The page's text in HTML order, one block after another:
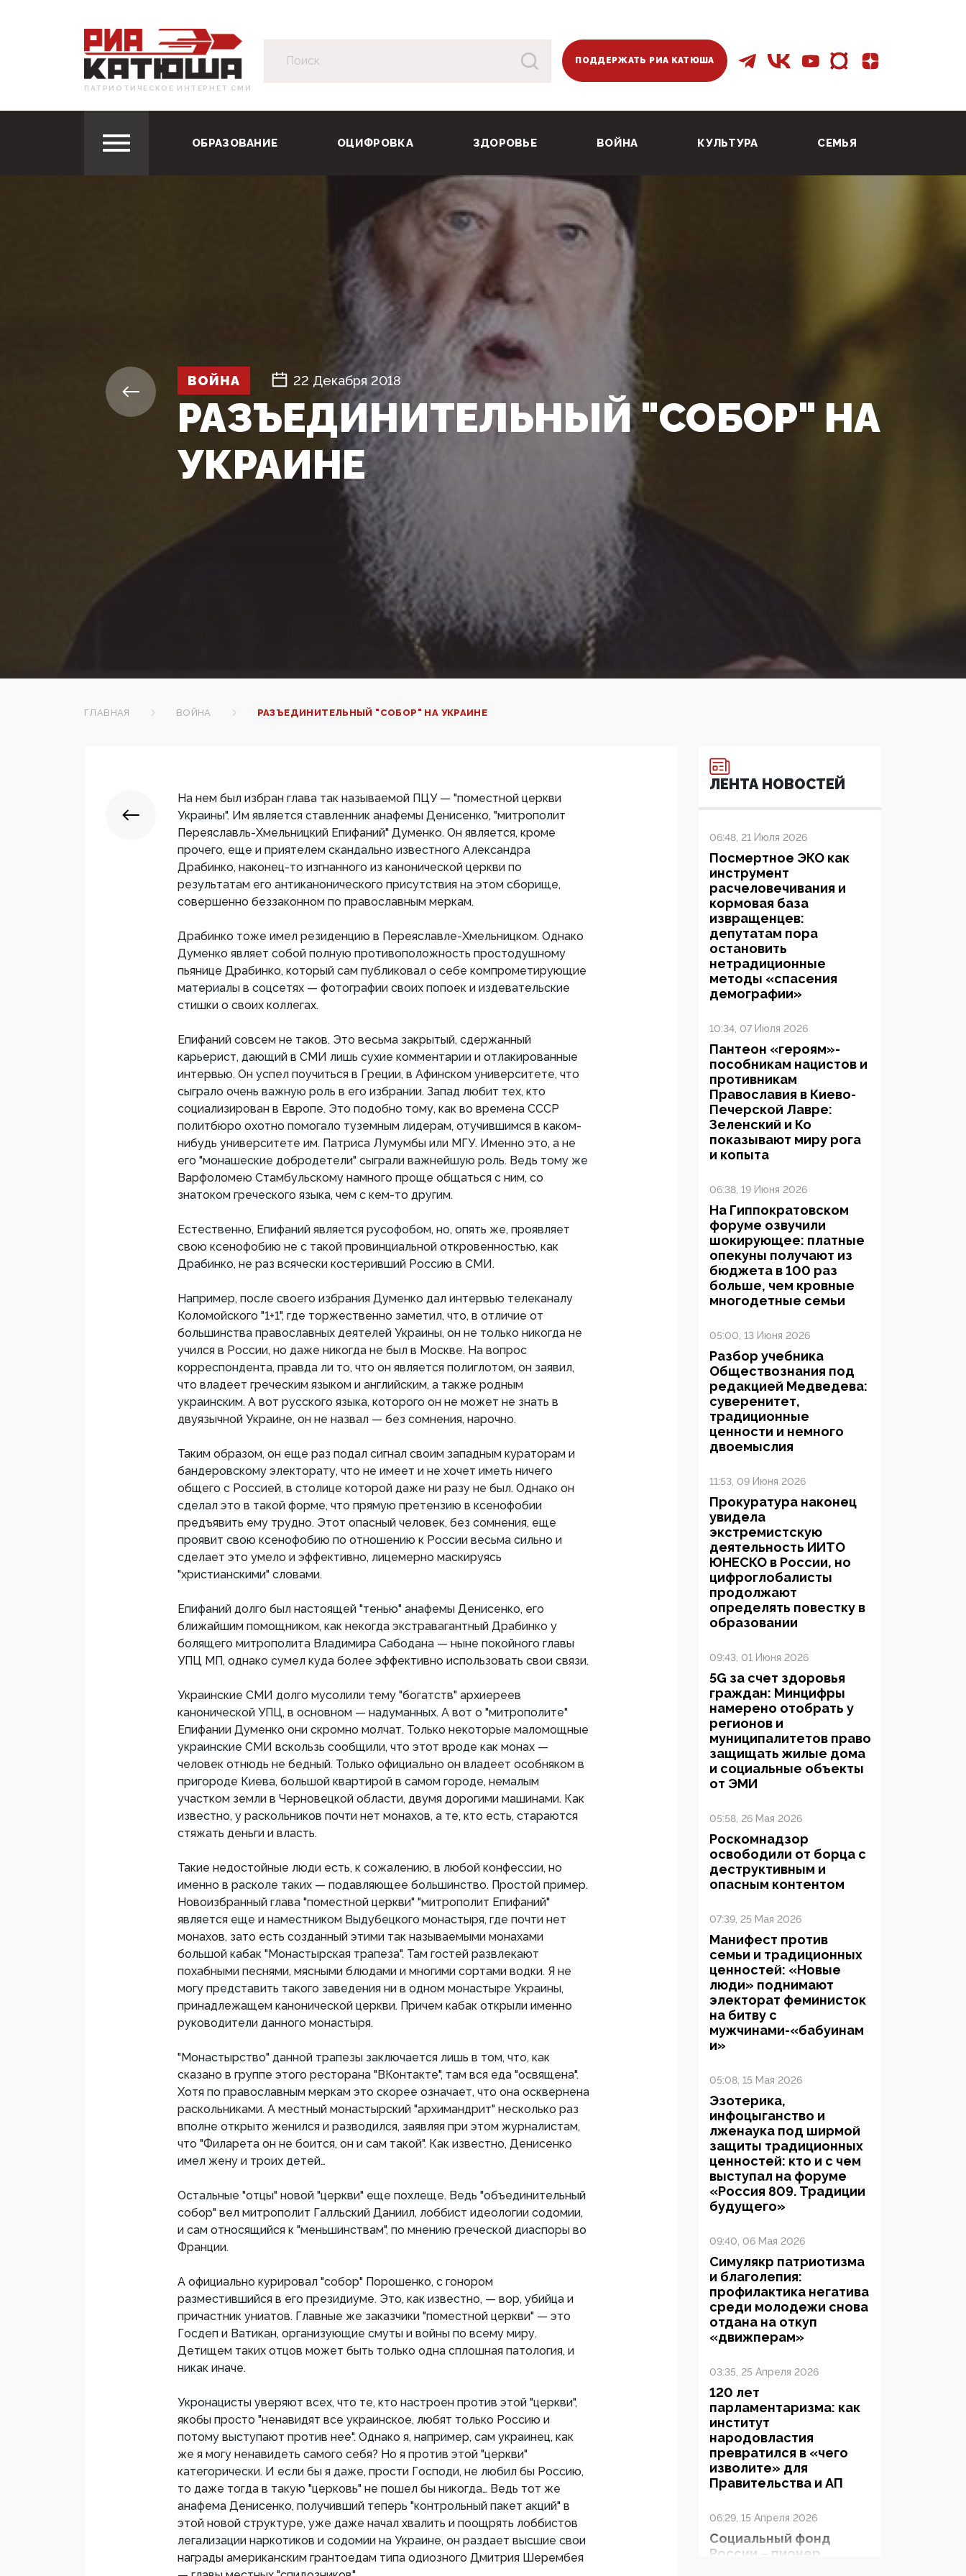
ПАТРИОТИЧЕСКОЕ ИНТЕРНЕТ СМИ
ПОДДЕРЖАТЬ РИА КАТЮША
ОБРАЗОВАНИЕ ОЦИФРОВКА ЗДОРОВЬЕ ВОЙНА КУЛЬТУРА СЕМЬЯ
ВОЙНА 22 Декабря 2018
РАЗЪЕДИНИТЕЛЬНЫЙ "СОБОР" НА
УКРАИНЕ
ГЛАВНАЯ ВОЙНА РАЗЪЕДИНИТЕЛЬНЫЙ "СОБОР" НА УКРАИНЕ
На нем был избран глава так называемой ПЦУ — "поместной церкви
Украины". Им является ставленник анафемы Денисенко, "митрополит
Переяславль-Хмельницкий Епифаний" Думенко. Он является, кроме
прочего, еще и приятелем скандально известного Александра
Драбинко, наконец-то изгнанного из канонической церкви по
результатам его антиканонического присутствия на этом сборище,
совершенно беззаконном по православным меркам.
Драбинко тоже имел резиденцию в Переяславле-Хмельницком. Однако
Думенко являет собой полную противоположность простодушному
пьянице Драбинко, который сам публиковал о себе компрометирующие
материалы в соцсетях — фотографии своих попоек и издевательские
стишки о своих коллегах.
Епифаний совсем не таков. Это весьма закрытый, сдержанный
карьерист, дающий в СМИ лишь сухие комментарии и отлакированные
интервью. Он успел поучиться в Греции, в Афинском университете, что
сыграло очень важную роль в его избрании. Запад любит тех, кто
социализирован в Европе. Это подобно тому, как во времена СССР
политбюро охотно помогало туземным лидерам, отучившимся в каком-
нибудь университете им. Патриса Лумумбы или МГУ. Именно это, а не
его "монашеские добродетели" сыграли важнейшую роль. Ведь тому же
Варфоломею Стамбульскому намного проще общаться с ним, со
знатоком греческого языка, чем с кем-то другим.
Естественно, Епифаний является русофобом, но, опять же, проявляет
свою ксенофобию не с такой провинциальной откровенностью, как
Драбинко, не раз всячески костеривший Россию в СМИ.
Например, после своего избрания Думенко дал интервью телеканалу
Коломойского "1+1", где торжественно заметил, что, в отличие от
большинства православных деятелей Украины, он не только никогда не
учился в России, но даже никогда не был в Москве. На вопрос
корреспондента, правда ли то, что он является полиглотом, он заявил,
что владеет греческим языком и английским, а также родным
украинским. А вот русского языка, которого он не может не знать в
двуязычной Украине, он не назвал — без сомнения, нарочно.
Таким образом, он еще раз подал сигнал своим западным кураторам и
бандеровскому электорату, что не имеет и не хочет иметь ничего
общего с Россией, в столице которой даже ни разу не был. Однако он
сделал это в такой форме, что прямую претензию в ксенофобии
предъявить ему трудно. Этот опасный человек, без сомнения, еще
проявит свою ксенофобию по отношению к России весьма сильно и
сделает это умело и эффективно, лицемерно маскируясь
"христианскими" словами.
Епифаний долго был настоящей "тенью" анафемы Денисенко, его
ближайшим помощником, как некогда экстравагантный Драбинко у
болящего митрополита Владимира Сабодана — ныне покойного главы
УПЦ МП, однако сумел куда более эффективно использовать свои связи.
Украинские СМИ долго мусолили тему "богатств" архиереев
канонической УПЦ, в основном — надуманных. А вот о "митрополите"
Епифании Думенко они скромно молчат. Только некоторые маломощные
украинские СМИ вскользь сообщили, что этот вроде как монах —
человек отнюдь не бедный. Только официально он владеет особняком в
пригороде Киева, большой квартирой в самом городе, немалым
участком земли в Черновецкой области, двумя дорогими машинами. Как
известно, у раскольников почти нет монахов, а те, кто есть, стараются
стяжать деньги и власть.
Такие недостойные люди есть, к сожалению, в любой конфессии, но
именно в расколе таких — подавляющее большинство. Простой пример.
Новоизбранный глава "поместной церкви" "митрополит Епифаний"
является еще и наместником Выдубецкого монастыря, где почти нет
монахов, зато есть созданный этими так называемыми монахами
большой кабак "Монастырская трапеза". Там гостей развлекают
похабными песнями, мясными блюдами и многими сортами водки. Я не
могу представить такого заведения ни в одном монастыре Украины,
принадлежащем канонической церкви. Причем кабак открыли именно
руководители данного монастыря.
"Монастырство" данной трапезы заключается лишь в том, что, как
сказано в группе этого ресторана "ВКонтакте", там вся еда "освящена".
Хотя по православным меркам это скорее означает, что она осквернена
раскольниками. А местный монастырский "архимандрит" несколько раз
вполне открыто женился и разводился, заявляя при этом журналистам,
что "Филарета он не боится, он и сам такой". Как известно, Денисенко
имел жену и троих детей…
Остальные "отцы" новой "церкви" еще похлеще. Ведь "объединительный
собор" вел митрополит Галльский Даниил, лоббист идеологии содомии,
и сам относящийся к "меньшинствам", по мнению греческой диаспоры во
Франции.
А официально курировал "собор" Порошенко, с гонором
разместившийся в его президиуме. Это, как известно, — вор, убийца и
причастник униатов. Главные же заказчики "поместной церкви" — это
Госдеп и Ватикан, организующие смуты и войны по всему миру.
Детищем таких отцов может быть только одна сплошная патология, и
никак иначе.
Укронацисты уверяют всех, что те, кто настроен против этой "церкви",
якобы просто "ненавидят все украинское, любят только Россию и
потому выступают против нее". Однако я, например, сам украинец, как
же я могу ненавидеть самого себя? Но я против этой "церкви"
категорически. И если бы я даже, прости Господи, не любил бы Россию,
то даже тогда в такую "церковь" не пошел бы никогда… Ведь тот же
анафема Денисенко, получивший теперь "контрольный пакет акций" в
этой новой структуре, уже даже начал хвалить и поощрять лоббистов
легализации наркотиков и содомии на Украине, он раздает высшие свои
награды американским грантоедам типа одиозного Дмитрия Шерембея
ЛЕНТА НОВОСТЕЙ
06:48, 21 Июля 2026
Посмертное ЭКО как
инструмент
расчеловечивания и
кормовая база
извращенцев:
депутатам пора
остановить
нетрадиционные
методы «спасения
демографии»
10:34, 07 Июля 2026
Пантеон «героям»-
пособникам нацистов и
противникам
Православия в Киево-
Печерской Лавре:
Зеленский и Ко
показывают миру рога
и копыта
06:38, 19 Июня 2026
На Гиппократовском
форуме озвучили
шокирующее: платные
опекуны получают из
бюджета в 100 раз
больше, чем кровные
многодетные семьи
05:00, 13 Июня 2026
Разбор учебника
Обществознания под
редакцией Медведева:
суверенитет,
традиционные
ценности и немного
двоемыслия
11:53, 09 Июня 2026
Прокуратура наконец
увидела
экстремистскую
деятельность ИИТО
ЮНЕСКО в России, но
цифроглобалисты
продолжают
определять повестку в
образовании
09:43, 01 Июня 2026
5G за счет здоровья
граждан: Минцифры
намерено отобрать у
регионов и
муниципалитетов право
защищать жилые дома
и социальные объекты
от ЭМИ
05:58, 26 Мая 2026
Роскомнадзор
освободили от борца с
деструктивным и
опасным контентом
07:39, 25 Мая 2026
Манифест против
семьи и традиционных
ценностей: «Новые
люди» поднимают
электорат феминисток
на битву с
мужчинами-«бабуинам
и»
05:08, 15 Мая 2026
Эзотерика,
инфоцыганство и
лженаука под ширмой
защиты традиционных
ценностей: кто и с чем
выступал на форуме
«Россия 809. Традиции
будущего»
09:40, 06 Мая 2026
Симулякр патриотизма
и благолепия:
профилактика негатива
среди молодежи снова
отдана на откуп
«движперам»
03:35, 25 Апреля 2026
120 лет
парламентаризма: как
институт
народовластия
превратился в «чего
изволите» для
Правительства и АП
06:29, 15 Апреля 2026
Социальный фонд
России – пионер